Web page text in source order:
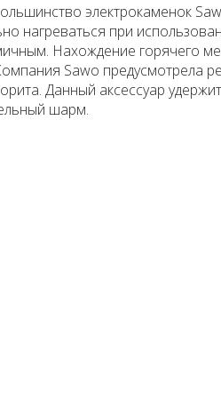
электрокаменок
нагреваться при
Нахождение горячего
Sawo предусмотрела
Данный аксессуар
шарм.